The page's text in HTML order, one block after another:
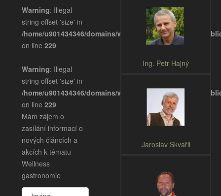
Warning: Illegal
string offset 'size' in
/home/u901434346/domains/wellnessgastronomie.eu/
on line 229
Warning: Illegal
string offset 'size' in
/home/u901434346/domains/wellnessgastronomie.eu/
on line 229
Mám zájem o
zasílání informací o
nových článcích a
akcích k tématu
Wellness
gastronomie
Ing. Petr Hajný
Jaroslav Škvařil